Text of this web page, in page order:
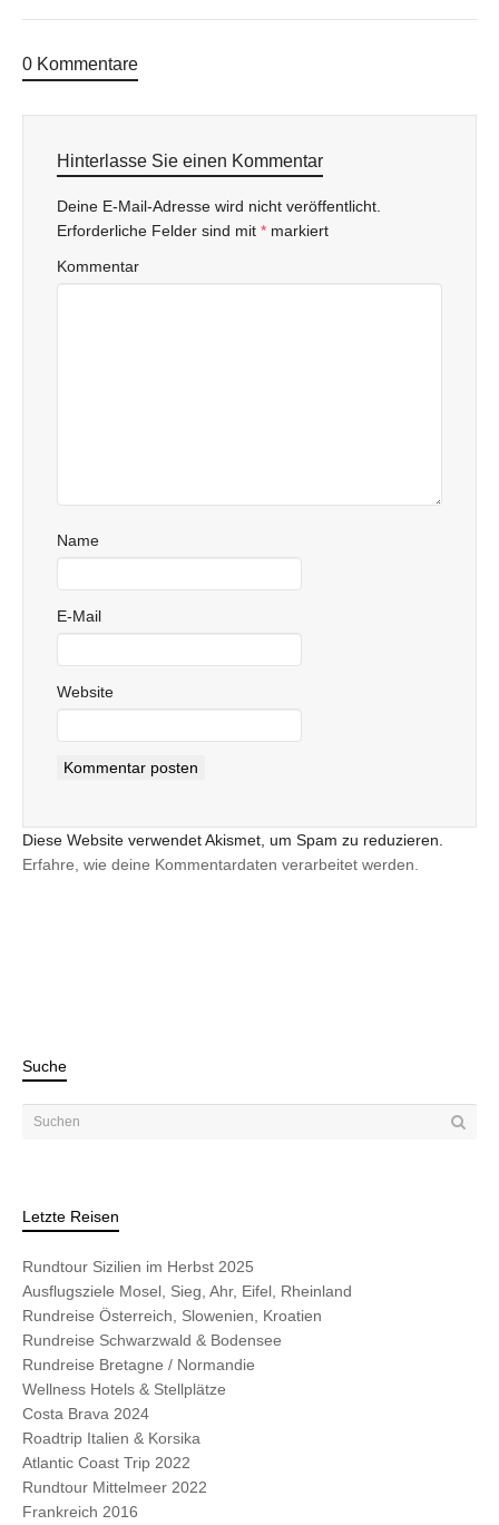
0 Kommentare
Hinterlasse Sie einen Kommentar
Deine E-Mail-Adresse wird nicht veröffentlicht.
Erforderliche Felder sind mit * markiert
Kommentar
Name
E-Mail
Website
Diese Website verwendet Akismet, um Spam zu reduzieren.
Erfahre, wie deine Kommentardaten verarbeitet werden.
Suche
Letzte Reisen
Rundtour Sizilien im Herbst 2025
Ausflugsziele Mosel, Sieg, Ahr, Eifel, Rheinland
Rundreise Österreich, Slowenien, Kroatien
Rundreise Schwarzwald & Bodensee
Rundreise Bretagne / Normandie
Wellness Hotels & Stellplätze
Costa Brava 2024
Roadtrip Italien & Korsika
Atlantic Coast Trip 2022
Rundtour Mittelmeer 2022
Frankreich 2016